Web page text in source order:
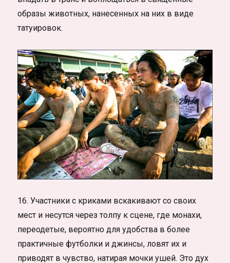
образы животных, нанесенных на них в виде
татуировок.
16. Участники с криками вскакивают со своих
мест и несутся через толпу к сцене, где монахи,
переодетые, вероятно для удобства в более
практичные футболки и джинсы, ловят их и
приводят в чувство, натирая мочки ушей. Это дух